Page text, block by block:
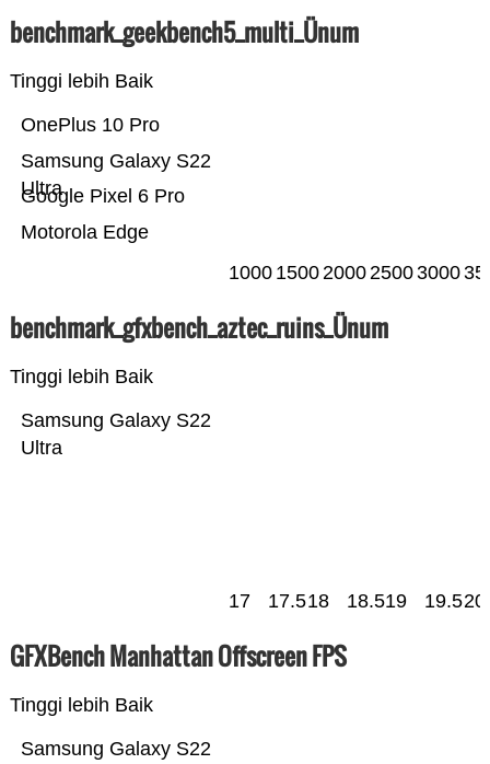
benchmark_geekbench5_multi_Ünum
Tinggi lebih Baik
Motorola Edge
Google Pixel 6 Pro
Samsung Galaxy S22
Ultra
OnePlus 10 Pro
1000 1500200025003000
benchmark_gfxbench_aztec_ruins_Ünum
Tinggi lebih Baik
Samsung Galaxy S22
Ultra
17 17.518 18.519 19.520
GFXBench Manhattan Offscreen FPS
Tinggi lebih Baik
Samsung Galaxy S22